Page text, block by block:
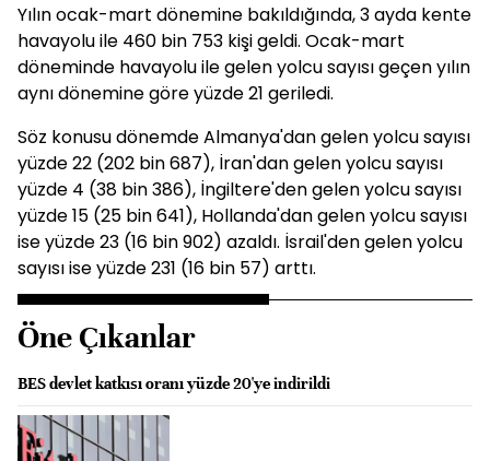
Yılın ocak-mart dönemine bakıldığında, 3 ayda kente
havayolu ile 460 bin 753 kişi geldi. Ocak-mart
döneminde havayolu ile gelen yolcu sayısı geçen yılın
aynı dönemine göre yüzde 21 geriledi.
Söz konusu dönemde Almanya'dan gelen yolcu sayısı
yüzde 22 (202 bin 687), İran'dan gelen yolcu sayısı
yüzde 4 (38 bin 386), İngiltere'den gelen yolcu sayısı
yüzde 15 (25 bin 641), Hollanda'dan gelen yolcu sayısı
ise yüzde 23 (16 bin 902) azaldı. İsrail'den gelen yolcu
sayısı ise yüzde 231 (16 bin 57) arttı.
Öne Çıkanlar
BES devlet katkısı oranı yüzde 20'ye indirildi